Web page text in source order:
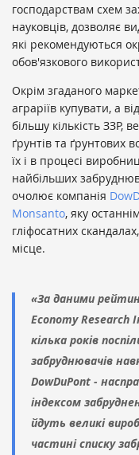
господарствам схем
науковців, дозволяє
які рекомендуються
обов'язкового
Окрім згаданого
аграріїв купувати, а
більшу кількість ЗЗР,
ґрунтів та
їх і в процесі
найбільших
очолює компанія
Monsanto, яку
гліфосатних
місце.
«За даними
Economy Research
кілька років
забруднювачів
DowDuPont -
індексом
йдуть великі
частині списку